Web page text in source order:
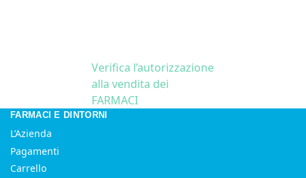
Verifica l’autorizzazione
alla vendita dei
FARMACI
FARMACI E DINTORNI
L’Azienda
Pagamenti
Carrello